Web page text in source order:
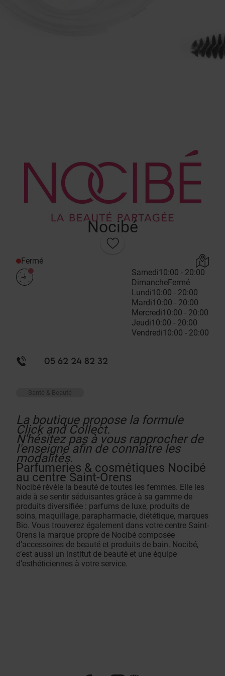
Nocibé
Fermé
Samedi10:00 - 20:00
DimancheFermé
Lundi10:00 - 20:00
Mardi10:00 - 20:00
Mercredi10:00 - 20:00
Jeudi10:00 - 20:00
Vendredi10:00 - 20:00
05 62 24 82 32
Santé & Beauté
La boutique propose la formule
Click and Collect.
N'hésitez pas à vous rapprocher de
l'enseigne afin de connaitre les
modalités.
Parfumeries & cosmétiques Nocibé
au centre Saint-Orens
Nocibé révèle la beauté de toutes les femmes. Elle les
aide à se sentir séduisantes grâce à sa gamme de
produits diversifiée : parfums de luxe, produits de
soins, maquillage, parapharmacie, diététique, marques
Bio. Vous trouverez également dans votre centre Saint-
Orens la marque propre de Nocibé composée
d’accessoires de beauté et produits de bain. Nocibé,
c’est aussi un institut de beauté et une équipe
d’esthéticiennes à votre service.